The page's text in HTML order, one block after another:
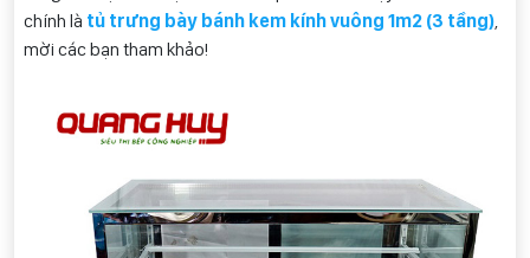
chính là tủ trưng bày bánh kem kính vuông 1m2 (3 tầng),
mời các bạn tham khảo!